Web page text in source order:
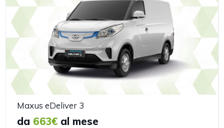
Maxus eDeliver 3
da 663€ al mese